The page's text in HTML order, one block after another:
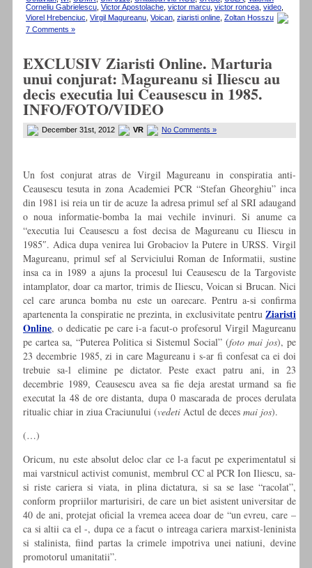
Corneliu Gabrielescu Victor Apostolache victor marcu victor roncea video
Viorel Hrebenciuc Virgil Magureanu Voican ziaristi online Zoltan Hosszu
7 Comments »
EXCLUSIV Ziaristi Online. Marturia
unui conjurat: Magureanu si Iliescu au
decis executia lui Ceausescu in 1985.
INFO/FOTO/VIDEO
December 31st, 2012 VR No Comments »
Un fost conjurat atras de Virgil Magureanu in conspiratia anti-
Ceausescu tesuta in zona Academiei PCR “Stefan Gheorghiu” inca
din 1981 isi reia un tir de acuze la adresa primul sef al SRI adaugand
o noua informatie-bomba la mai vechile invinuri. Si anume ca
“executia lui Ceausescu a fost decisa de Magureanu cu Iliescu in
1985″. Adica dupa venirea lui Grobaciov la Putere in URSS. Virgil
Magureanu, primul sef al Serviciului Roman de Informatii, sustine
insa ca in 1989 a ajuns la procesul lui Ceausescu de la Targoviste
intamplator, doar ca martor, trimis de Iliescu, Voican si Brucan. Nici
cel care arunca bomba nu este un oarecare. Pentru a-si confirma
apartenenta la conspiratie ne prezinta, in exclusivitate pentru Ziaristi
Online, o dedicatie pe care i-a facut-o profesorul Virgil Magureanu
pe cartea sa, “Puterea Politica si Sistemul Social” (foto mai jos), pe
23 decembrie 1985, zi in care Magureanu i s-ar fi confesat ca ei doi
trebuie sa-l elimine pe dictator. Peste exact patru ani, in 23
decembrie 1989, Ceausescu avea sa fie deja arestat urmand sa fie
executat la 48 de ore distanta, dupa 0 mascarada de proces derulata
ritualic chiar in ziua Craciunului (vedeti Actul de deces mai jos).
(…)
Oricum, nu este absolut deloc clar ce l-a facut pe experimentatul si
mai varstnicul activist comunist, membrul CC al PCR Ion Iliescu, sa-
si riste cariera si viata, in plina dictatura, si sa se lase “racolat”,
conform propriilor marturisiri, de care un biet asistent universitar de
40 de ani, protejat oficial la vremea aceea doar de “un evreu, care –
ca si altii ca el -, dupa ce a facut o intreaga cariera marxist-leninista
si stalinista, fiind partas la crimele impotriva unei natiuni, devine
promotorul umanitatii”.